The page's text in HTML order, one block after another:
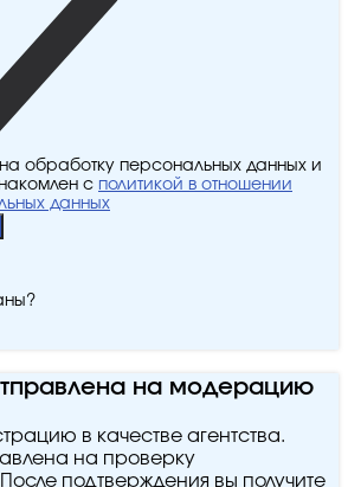
на обработку персональных данных и
с политикой в отношении
данных
на модерацию
в качестве агентства.
на проверку
подтверждения вы получите